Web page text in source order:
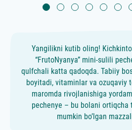
Yаngilikni kutib oling!
“FrutoNyanya” mini-sulili
qulfchali katta qadoqda. Tabiiy
boyitadi, vitaminlar va ozuqaviy
maromda rivojlanishiga
pechenye – bu bolani ortiqcha
mumkin bo’lgan